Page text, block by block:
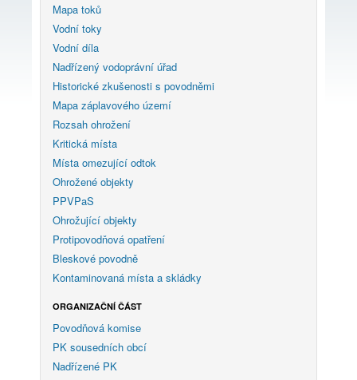
Mapa toků
Vodní toky
Vodní díla
Nadřízený vodoprávní úřad
Historické zkušenosti s povodněmi
Mapa záplavového území
Rozsah ohrožení
Kritická místa
Místa omezující odtok
Ohrožené objekty
PPVPaS
Ohrožující objekty
Protipovodňová opatření
Bleskové povodně
Kontaminovaná místa a skládky
ORGANIZAČNÍ ČÁST
Povodňová komise
PK sousedních obcí
Nadřízené PK